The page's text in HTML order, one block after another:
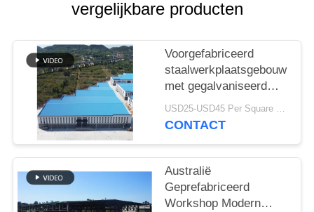
SITEMAP
PRIVACY
POLICY
vergelijkbare producten
Voorgefabriceerd
staalwerkplaatsgebouw
met gegalvaniseerd
portaalframe
USD25-USD45 Per Square Meter MOQ:200 vierkante meter
CONTACT
Australië
Geprefabriceerd
Workshop Modern